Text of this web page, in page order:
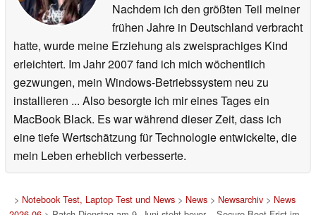
Nachdem ich den größten Teil meiner
frühen Jahre in Deutschland verbracht
hatte, wurde meine Erziehung als zweisprachiges Kind
erleichtert. Im Jahr 2007 fand ich mich wöchentlich
gezwungen, mein Windows-Betriebssystem neu zu
installieren ... Also besorgte ich mir eines Tages ein
MacBook Black. Es war während dieser Zeit, dass ich
eine tiefe Wertschätzung für Technologie entwickelte, die
mein Leben erheblich verbesserte.
> Notebook Test, Laptop Test und News> News> Newsarchiv> News